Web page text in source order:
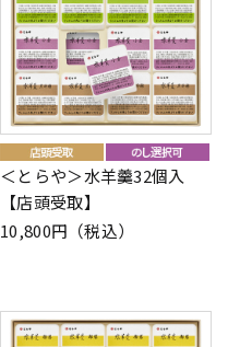
＜とらや＞水羊羹32個入
【店頭受取】
10,800円（税込）